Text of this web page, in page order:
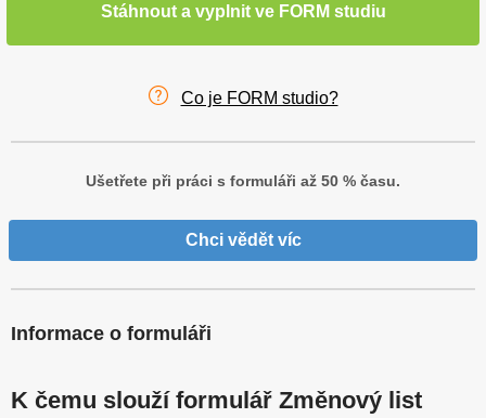
Stáhnout a vyplnit ve FORM studiu
Co je FORM studio?
Ušetřete při práci s formuláři až 50 % času.
Chci vědět víc
Informace o formuláři
K čemu slouží formulář Změnový list